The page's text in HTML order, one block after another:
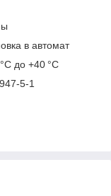
в автомат
до +40 °C
5-1